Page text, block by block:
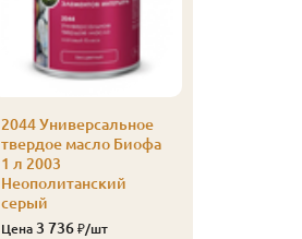
2044 Универсальное
твердое масло Биофа
1 л 2003
Неополитанский
серый
Цена 3 736₽/шт